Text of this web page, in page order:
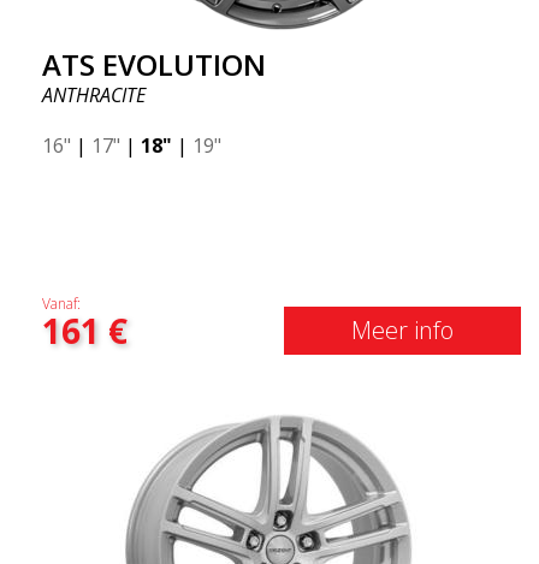
ATS EVOLUTION
ANTHRACITE
16" | 17" | 18" | 19"
Vanaf:
161 € Meer info